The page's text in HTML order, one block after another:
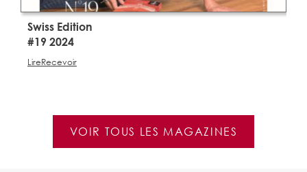
Swiss Edition
#19 2024
LireRecevoir
VOIR TOUS LES MAGAZINES